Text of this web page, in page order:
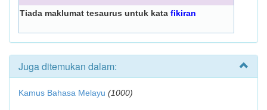
Tiada maklumat tesaurus untuk kata fikiran
Juga ditemukan dalam:
Kamus Bahasa Melayu (1000)